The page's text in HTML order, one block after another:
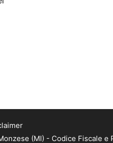
(MI) - Codice Fiscale e